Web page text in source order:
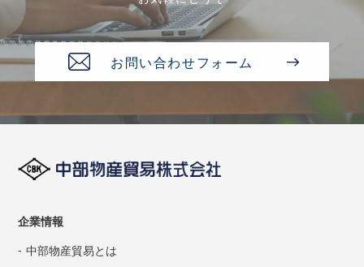
お問い合わせフォーム
企業情報
中部物産貿易とは